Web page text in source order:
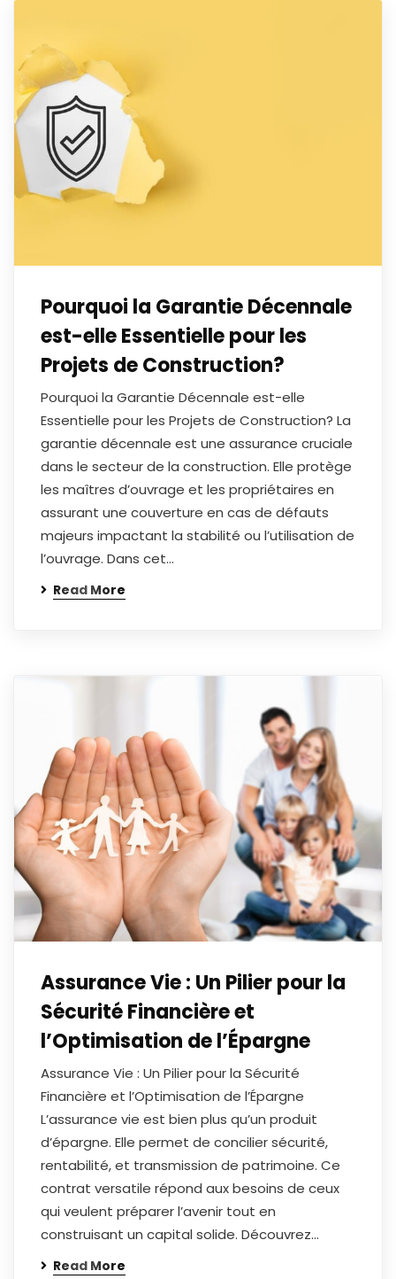
Pourquoi la Garantie Décennale
est-elle Essentielle pour les
Projets de Construction?
Pourquoi la Garantie Décennale est-elle
Essentielle pour les Projets de Construction? La
garantie décennale est une assurance cruciale
dans le secteur de la construction. Elle protège
les maîtres d’ouvrage et les propriétaires en
assurant une couverture en cas de défauts
majeurs impactant la stabilité ou l’utilisation de
l’ouvrage. Dans cet…
Read More
Assurance Vie : Un Pilier pour la
Sécurité Financière et
l’Optimisation de l’Épargne
Assurance Vie : Un Pilier pour la Sécurité
Financière et l’Optimisation de l’Épargne
L’assurance vie est bien plus qu’un produit
d’épargne. Elle permet de concilier sécurité,
rentabilité, et transmission de patrimoine. Ce
contrat versatile répond aux besoins de ceux
qui veulent préparer l’avenir tout en
construisant un capital solide. Découvrez…
Read More